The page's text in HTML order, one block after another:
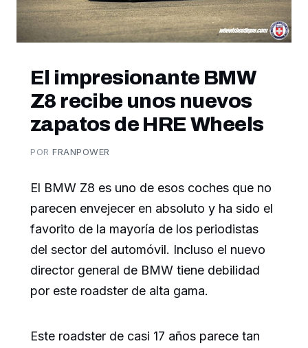
El impresionante BMW
Z8 recibe unos nuevos
zapatos de HRE Wheels
PORFRANPOWER
El BMW Z8 es uno de esos coches que no
parecen envejecer en absoluto y ha sido el
favorito de la mayoría de los periodistas
del sector del automóvil. Incluso el nuevo
director general de BMW tiene debilidad
por este roadster de alta gama.
Este roadster de casi 17 años parece tan